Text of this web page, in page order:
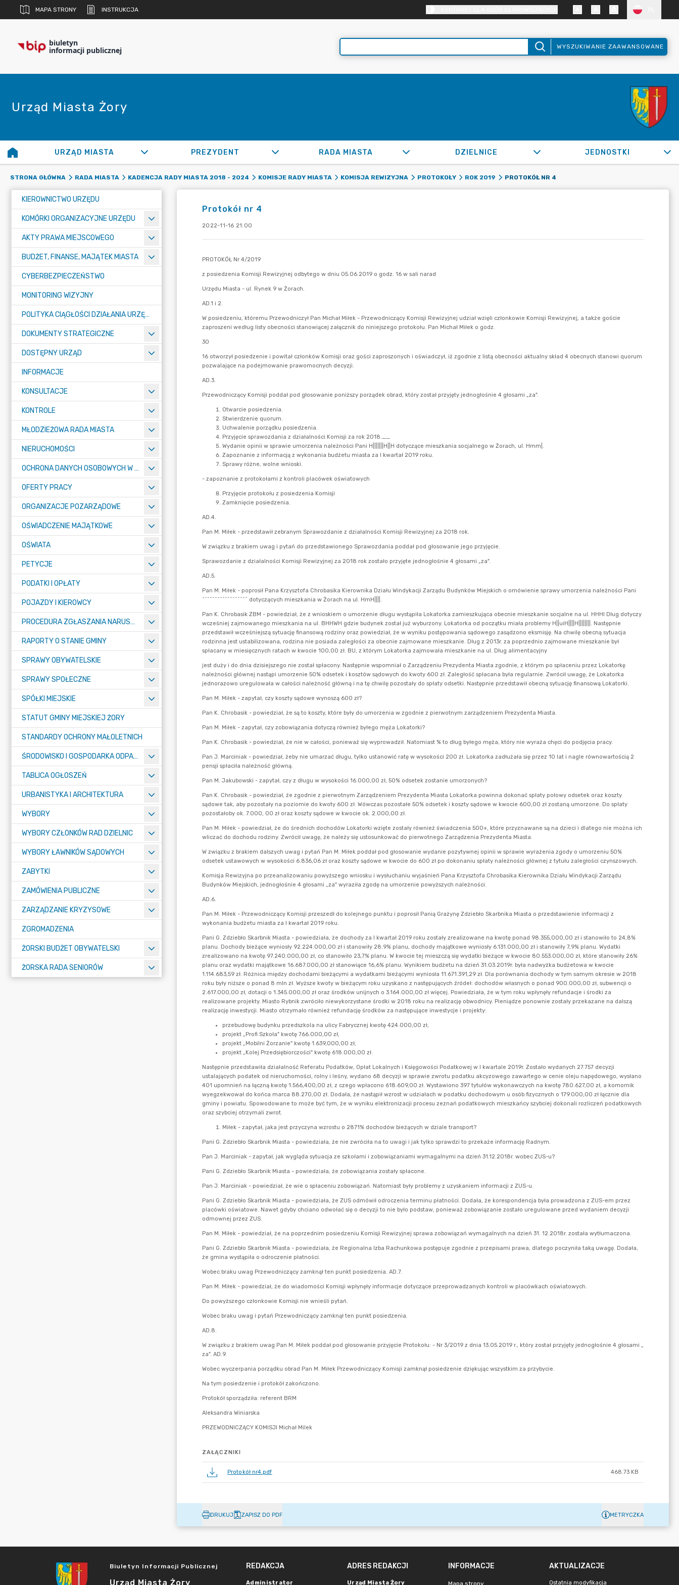
MAPA STRONY INSTRUKCJA
biuletyn
informacji publicznej WYSZUKIWANIE ZAAWANSOWANE
Urząd Miasta Żory
URZĄD MIASTA PREZYDENT RADA MIASTA DZIELNICE JEDNOSTKI
STRONA GŁÓWNA RADA MIASTA KADENCJA RADY MIASTA 2018 - 2024 KOMISJE RADY MIASTA KOMISJA REWIZYJNA PROTOKOŁY ROK 2019 PROTOKÓŁ NR 4
KIEROWNICTWO URZĘDU
KOMÓRKI ORGANIZACYJNE URZĘDU
AKTY PRAWA MIEJSCOWEGO
BUDŻET, FINANSE, MAJĄTEK MIASTA
CYBERBEZPIECZEŃSTWO
MONITORING WIZYJNY
POLITYKA CIĄGŁOŚCI DZIAŁANIA URZĘDU MIASTA ŻORY
DOKUMENTY STRATEGICZNE
DOSTĘPNY URZĄD
INFORMACJE
KONSULTACJE
KONTROLE
MŁODZIEŻOWA RADA MIASTA
NIERUCHOMOŚCI
OCHRONA DANYCH OSOBOWYCH W URZĘDZIE MIASTA ŻORY - RODO
OFERTY PRACY
ORGANIZACJE POZARZĄDOWE
OŚWIADCZENIE MAJĄTKOWE
OŚWIATA
PETYCJE
PODATKI I OPŁATY
POJAZDY I KIEROWCY
PROCEDURA ZGŁASZANIA NARUSZEŃ PRAWA
RAPORTY O STANIE GMINY
SPRAWY OBYWATELSKIE
SPRAWY SPOŁECZNE
SPÓŁKI MIEJSKIE
STATUT GMINY MIEJSKIEJ ŻORY
STANDARDY OCHRONY MAŁOLETNICH
ŚRODOWISKO I GOSPODARKA ODPADAMI
TABLICA OGŁOSZEŃ
URBANISTYKA I ARCHITEKTURA
WYBORY
WYBORY CZŁONKÓW RAD DZIELNIC
WYBORY ŁAWNIKÓW SĄDOWYCH
ZABYTKI
ZAMÓWIENIA PUBLICZNE
ZARZĄDZANIE KRYZYSOWE
ZGROMADZENIA
ŻORSKI BUDŻET OBYWATELSKI
ŻORSKA RADA SENIORÓW
Protokół nr 4
2022-11-16 21:00
ZAŁĄCZNIKI
Protokół nr4.pdf 468.73 KB
DRUKUJ ZAPISZ DO PDF METRYCZKA
Biuletyn Informacji Publicznej
Urząd Miasta Żory
REDAKCJA
Administrator
ADRES REDAKCJI
Urząd Miasta Żory
INFORMACJE
Mapa strony
AKTUALIZACJE
Ostatnia modyfikacja